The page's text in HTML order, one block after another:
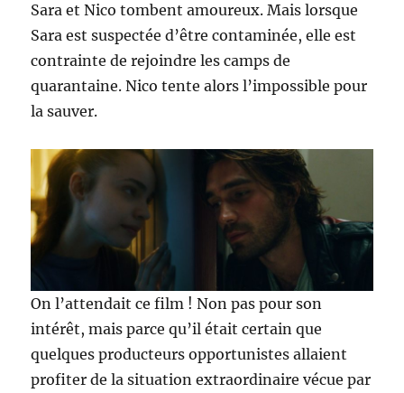
Sara et Nico tombent amoureux. Mais lorsque
Sara est suspectée d’être contaminée, elle est
contrainte de rejoindre les camps de
quarantaine. Nico tente alors l’impossible pour
la sauver.
On l’attendait ce film ! Non pas pour son
intérêt, mais parce qu’il était certain que
quelques producteurs opportunistes allaient
profiter de la situation extraordinaire vécue par